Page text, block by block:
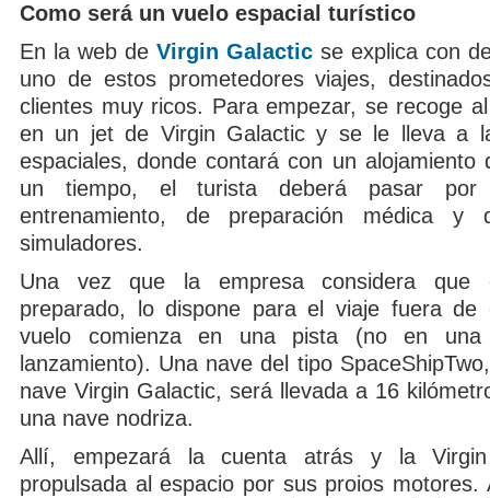
Como será un vuelo espacial turístico
En la web de Virgin Galactic se explica con
uno de estos prometedores viajes,
clientes muy ricos. Para empezar, se recoge
en un jet de Virgin Galactic y se le lleva a
espaciales, donde contará con un alojamiento
un tiempo, el turista deberá pasar
entrenamiento, de preparación médica y
simuladores.
Una vez que la empresa considera que
preparado, lo dispone para el viaje fuera de
vuelo comienza en una pista (no en una
lanzamiento). Una nave del tipo
nave Virgin Galactic, será llevada a 16
una nave nodriza.
Allí, empezará la cuenta atrás y la
propulsada al espacio por sus proios motores.